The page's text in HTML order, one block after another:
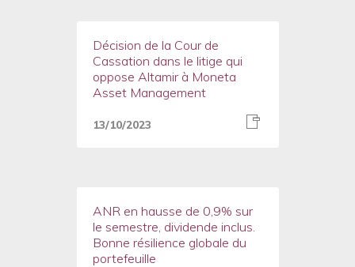
Décision de la Cour de
Cassation dans le litige qui
oppose Altamir à Moneta
Asset Management
13/10/2023
ANR en hausse de 0,9% sur
le semestre, dividende inclus.
Bonne résilience globale du
portefeuille